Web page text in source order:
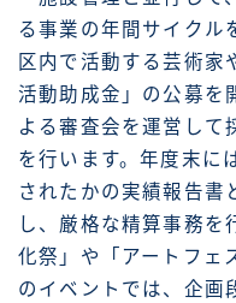
る事業の年間サイクル
区内で活動する芸術家
活動助成金」の公募を
よる審査会を運営して
を行います。年度末に
されたかの実績報告書
し、厳格な精算事務を
化祭」や「アートフェ
のイベントでは、企画